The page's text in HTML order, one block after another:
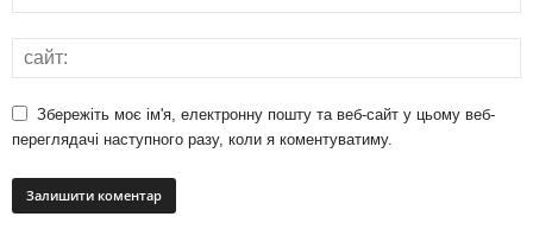
Збережіть моє ім'я, електронну пошту та веб-сайт у цьому веб-
переглядачі наступного разу, коли я коментуватиму.